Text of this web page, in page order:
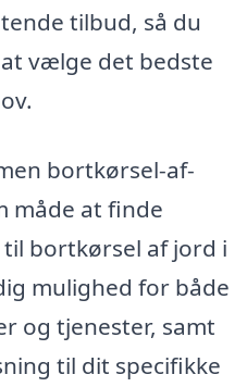
tilbud, så du
vælge det bedste
bortkørsel-af-
måde at finde
bortkørsel af jord i
mulighed for både
og tjenester, samt
til dit specifikke